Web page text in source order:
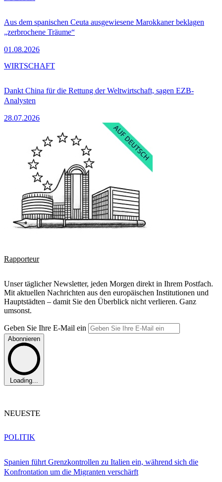
Aus dem spanischen Ceuta ausgewiesene Marokkaner beklagen
„zerbrochene Träume“
01.08.2026
Dankt China für die Rettung der Weltwirtschaft, sagen EZB-
Analysten
28.07.2026
WIRTSCHAFT
Rapporteur
Unser täglicher Newsletter, jeden Morgen direkt in Ihrem Postfach.
Mit aktuellen Nachrichten aus den europäischen Institutionen und
Hauptstädten – damit Sie den Überblick nicht verlieren. Ganz
umsonst.
Geben Sie Ihre E-Mail ein
Abonnieren
Loading...
NEUESTE
Spanien führt Grenzkontrollen zu Italien ein, während sich die
Konfrontation um die Migranten verschärft
POLITIK